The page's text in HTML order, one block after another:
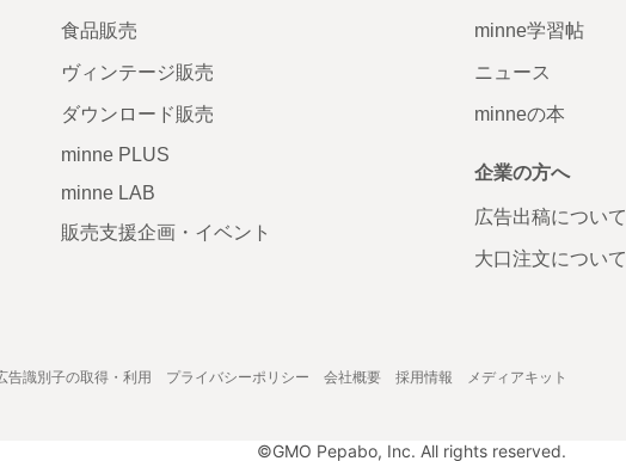
食品販売
ヴィンテージ販売
ダウンロード販売
minne PLUS
minne LAB
販売支援企画・イベント
minne学習帖
ニュース
minneの本
企業の方へ
広告出稿について
大口注文について
告識別子の取得・利用 プライバシーポリシー 会社概要 採用情報 メディアキット
©GMO Pepabo, Inc. All rights reserved.